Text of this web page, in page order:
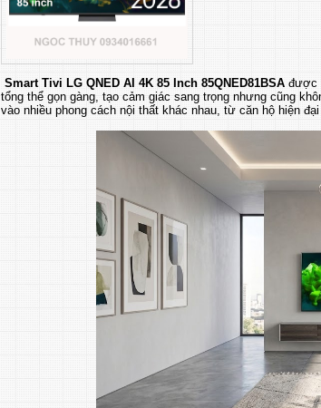
Smart Tivi LG QNED AI 4K 85 Inch 85QNED81BSA được
tổng thể gọn gàng, tạo cảm giác sang trọng nhưng cũng
vào nhiều phong cách nội thất khác nhau, từ căn hộ hiện